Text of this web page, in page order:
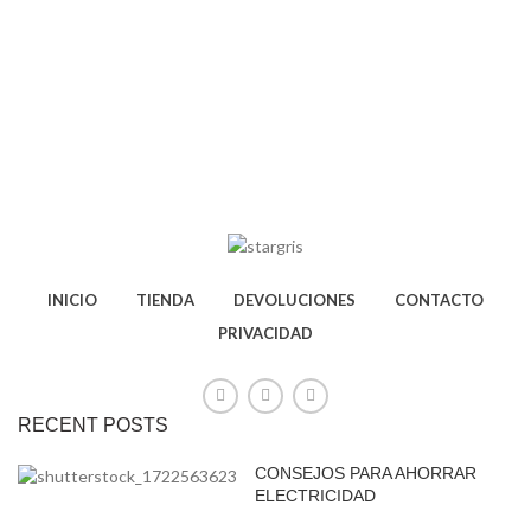
INICIO TIENDA DEVOLUCIONES
CONTACTO
PRIVACIDAD
RECENT POSTS
CONSEJOS PARA AHORRAR
ELECTRICIDAD